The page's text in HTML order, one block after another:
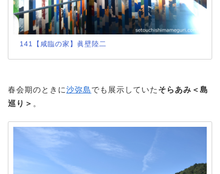
141【咸臨の家】眞壁陸二
春会期のときに沙弥島でも展示していた そらあみ＜島
巡り＞ 。